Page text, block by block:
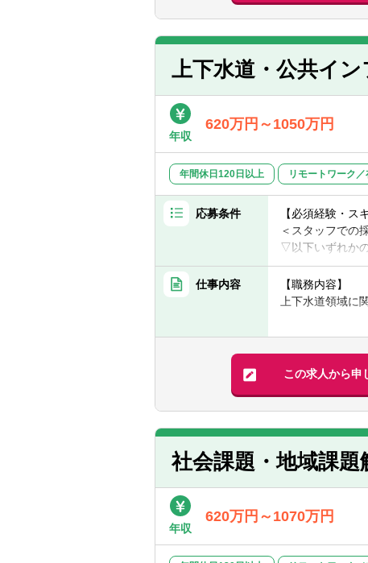
■多様なプロジ
業務です
■「監査法人」
「客観性」「ク
アントからの信
多くの組織が短
発に投資するこ
■東京・名古屋
バーが一丸とな
■同組織は、公
を持たない約20
■多様な背景を
＜マネジャーで
【歓迎経験・ス
■上下水道領域
■技術士（上下水
■技術士（上下
【求める人物像】
＜スタッフ＞
■当領域に強く
＜シニアスタッ
■技術的知見を
■当領域に精通
■技術的知見、
■地方公営企業
■中央省庁（主
【期待役割、訴
■人口減少等に
の備えの必要性
水道の住民サー
化に資する取組
■有限責任監査
連携）の導入支
道インフラの維
事務を変革する
■監査法人に属
しています。こ
むために必要な
■「客観性」「
題が解決される
■アドバイザリ
者、地方自治体
上下水道・公共イン
年収
620万円～1050万円
年間休日120日以上 リモートワーク／
応募条件
【必須経験・ス
＜スタッフでの
▽以下いずれか
■上下水道領域
■コンサルティ
■上下水道領域
＜マネジャーで
【歓迎経験・ス
■上下水道領域
■技術士（上下水
仕事内容
【職務内容】
上下水道領域に
【具体的には】
■地方公営企業
■地方公営企業
■地方公営企業
■中央省庁（主
【期待役割、訴
■人口減少等に
の備えの必要性
水道の住民サー
化に資する取組
この求人から申
社会課題・地域課題
年収
620万円～1070万円